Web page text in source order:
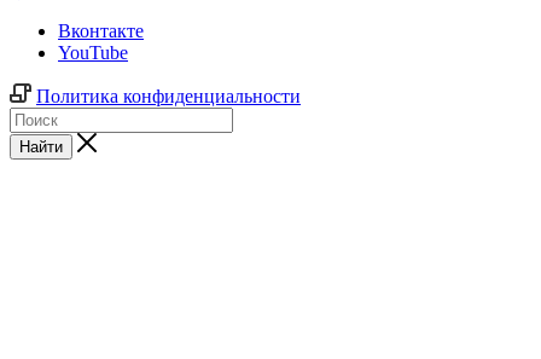
Вконтакте
YouTube
Политика конфиденциальности
Найти